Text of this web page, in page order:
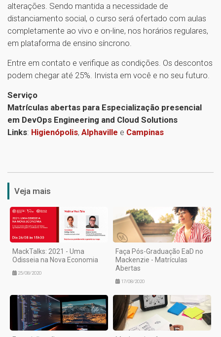
alterações. Sendo mantida a necessidade de
distanciamento social, o curso será ofertado com aulas
completamente ao vivo e on-line, nos horários regulares,
em plataforma de ensino síncrono.
Entre em contato e verifique as condições. Os descontos
podem chegar até 25%. Invista em você e no seu futuro.
Serviço
Matrículas abertas para Especialização presencial
em DevOps Engineering and Cloud Solutions
Links: Higienópolis, Alphaville e Campinas
Veja mais
MackTalks: 2021 - Uma
Odisseia na Nova Economia
25/08/2020
Faça Pós-Graduação EaD no
Mackenzie - Matrículas
Abertas
17/08/2020